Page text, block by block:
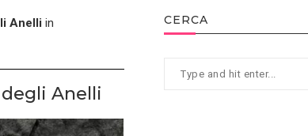
Anelli in
Anelli
CERCA